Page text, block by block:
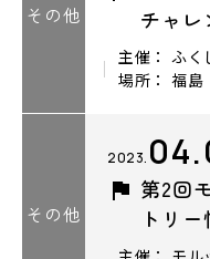
その他
チャ
主催： ふく
場所： 福島
その他
2023.
第2回
トリ